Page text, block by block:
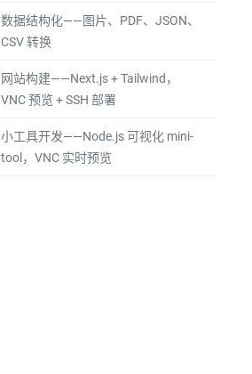
数据结构化——图片、PDF、JSON、
CSV 转换
网站构建——Next.js + Tailwind，
VNC 预览 + SSH 部署
小工具开发——Node.js 可视化 mini-
tool，VNC 实时预览